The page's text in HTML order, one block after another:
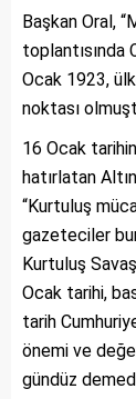
Başkan Oral,
Ocak 1923,
noktası
16 Ocak
hatırlatan
“Kurtuluş
gazeteciler
Kurtuluş
Ocak tarihi,
tarih
önemi ve
gündüz